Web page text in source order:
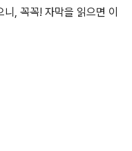
, 꼭꼭! 자막을 읽으면 이